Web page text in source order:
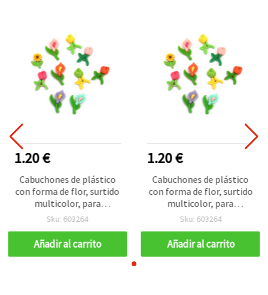
1.20 €
Cabuchones de plástico
con forma de flor, surtido
multicolor, para
decoración, manualidades
cm - 10 piezas
Sku: 603264
Añadir al carrito
1.20 €
Cabuchones de plástico
con forma de flor, surtido
multicolor, para
decoración, manualidades
cm - 10 piezas
Sku: 603264
Añadir al carrito